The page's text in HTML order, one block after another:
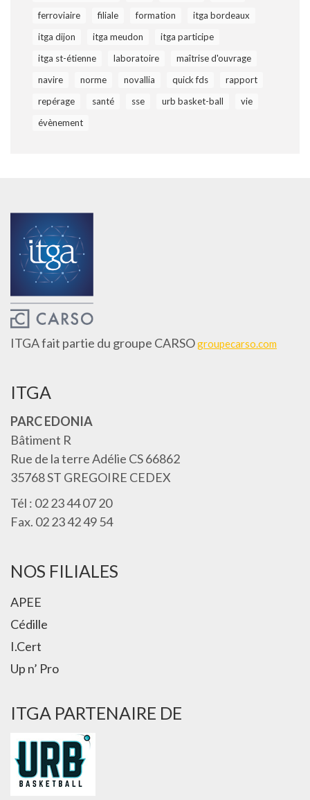
ferroviaire
filiale formation
itga bordeaux
itga dijon
itga meudon
itga participe
itga st-étienne
laboratoire
maîtrise d'ouvrage
navire
norme novallia quick fds
rapport
repérage
santé sse urb basket-ball
vie
évènement
ITGA fait partie du groupe CARSOgroupecarso.com
ITGA
PARC EDONIA
Bâtiment R
Rue de la terre Adélie CS 66862
35768 ST GREGOIRE CEDEX
Tél : 02 23 44 07 20
Fax. 02 23 42 49 54
NOS FILIALES
APEE
Cédille
I.Cert
Up n’ Pro
ITGA PARTENAIRE DE